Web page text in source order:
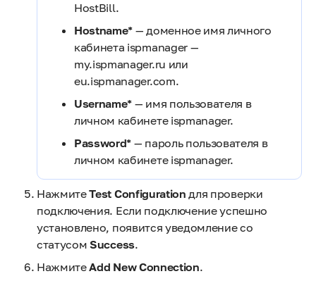
HostBill.
Hostname* — доменное имя личного
кабинета ispmanager —
my.ispmanager.ru или
eu.ispmanager.com.
Username* — имя пользователя в
личном кабинете ispmanager.
Password* — пароль пользователя в
личном кабинете ispmanager.
НажмитеTest Configuration для проверки
подключения. Если подключение успешно
установлено, появится уведомление со
статусомSuccess.
НажмитеAdd New Connection.